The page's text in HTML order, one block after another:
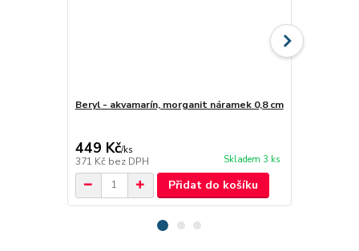
Beryl - akvamarín, morganit náramek 0,8 cm
449 Kč/ks
371 Kč bez DPH Skladem 3 ks
Přidat do košíku